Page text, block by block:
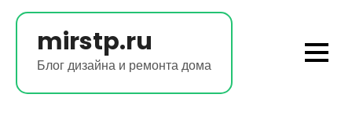
Перейти
содержимомуmirstp.ru
Блог дизайна и ремонта дома